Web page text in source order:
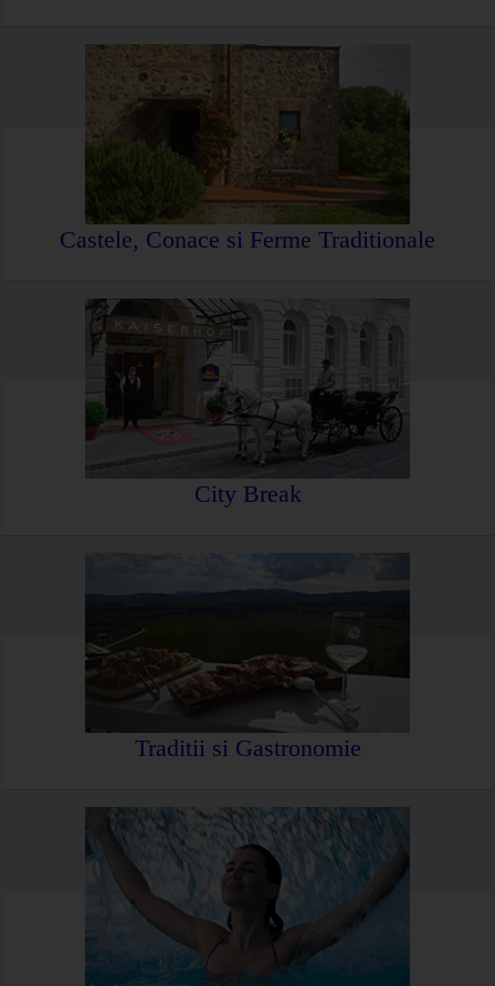
Castele, Conace si Ferme Traditionale
City Break
Traditii si Gastronomie